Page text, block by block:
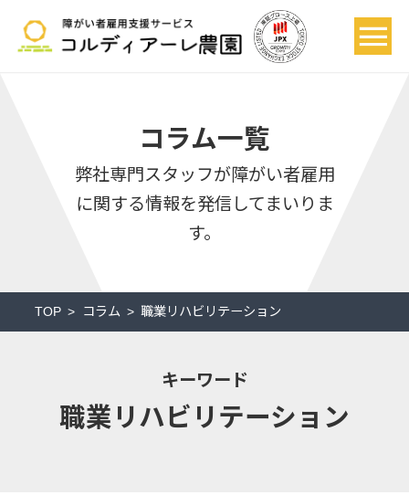
コラム一覧
弊社専門スタッフが障がい者雇用
に関する情報を発信してまいりま
す。
TOP コラム 職業リハビリテーション
キーワード
職業リハビリテーション